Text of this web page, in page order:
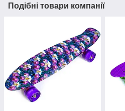
Подібні товари компанії